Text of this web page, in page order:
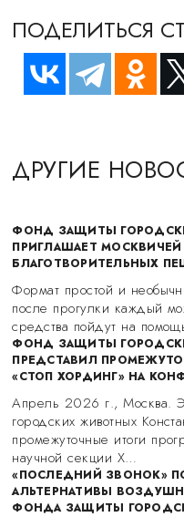
ПОДЕЛИТЬСЯ
ДРУГИЕ
ФОНД ЗАЩИТЫ
ПРИГЛАШАЕТ
БЛАГОТВОРИТЕЛЬНЫХ
Формат простой и
после прогулки каждый
средства пойдут на
ФОНД ЗАЩИТЫ
ПРЕДСТАВИЛ
«СТОП ХОРДИНГ» НА
Апрель 2026 г., Москва.
городских животных
промежуточные итоги
научной секции X…
«ПОСЛЕДНИЙ ЗВОНОК»
АЛЬТЕРНАТИВЫ
ФОНДА ЗАЩИТЫ